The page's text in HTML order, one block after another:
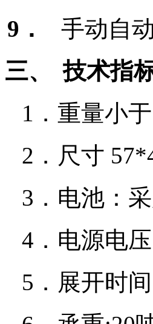
9．
手动自
三、
技术指
1． 重量小于
2． 尺寸
3． 电池：
4． 电源电压
5． 展开时间